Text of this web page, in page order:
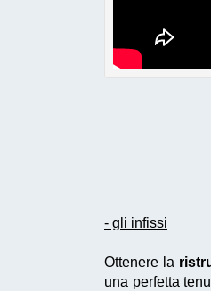
- gli infissi
Ottenere la
una perfetta